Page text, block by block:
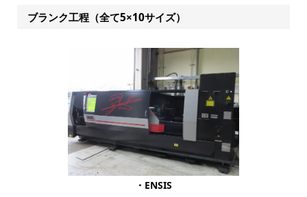
ブランク工程（全て5×10サイズ）
・ENSIS